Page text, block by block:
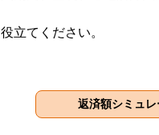
立てください。